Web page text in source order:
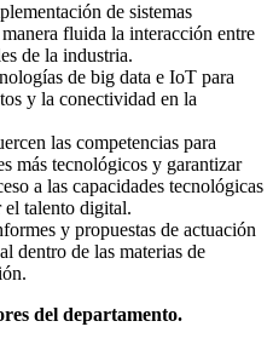
de sistemas
fluida la interacción entre
de la industria.
de big data e IoT para
y la conectividad en la
las competencias para
más tecnológicos y garantizar
a las capacidades tecnológicas
el talento digital.
y propuestas de actuación
dentro de las materias de
del departamento.